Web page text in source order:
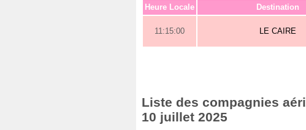
Heure Locale Destination
11:15:00 LE CAIRE
Liste des compagnies
10 juillet 2025